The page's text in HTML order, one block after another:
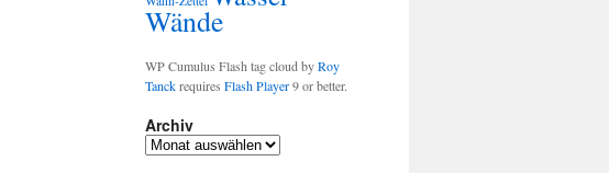
Wände
WP Cumulus Flash tag cloud byRoy
Tanckrequires Flash Player9 or better.
Archiv